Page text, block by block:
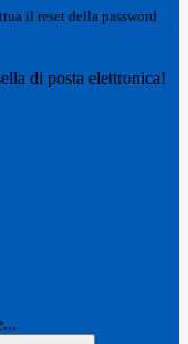
il reset della password
di posta elettronica!